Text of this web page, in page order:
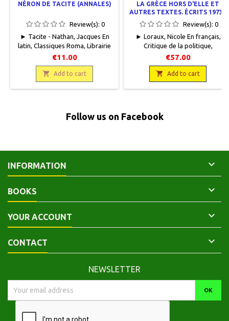
NÉRON DE TACITE (ANNALES)
Review(s): 0
► Tacite - Nathan, Jacques En
latin, Classiques Roma, Librairie
Hachette, 1948, 12 x 18, 89
pages, broché, occasion.Tampon
en page de faux titre. Papier
intérieur jauni.
€11.00
 Add to cart
LA GRÈCE HORS D'ELLE ET
AUTRES TEXTES. ÉCRITS 1973 -
2003
Review(s): 0
► Loraux, Nicole En français,
Critique de la politique,
Klinksieck, 2021, 14.2 x 22.5, 902
pages, broché. Neuf.
9782252043356
€57.00
 Add to cart
Follow us on Facebook
INFORMATION 
BOOKS 
YOUR ACCOUNT 
CONTACT 
NEWSLETTER